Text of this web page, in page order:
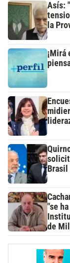
Asís:
la
¡Mirá
Brasil
"se
de